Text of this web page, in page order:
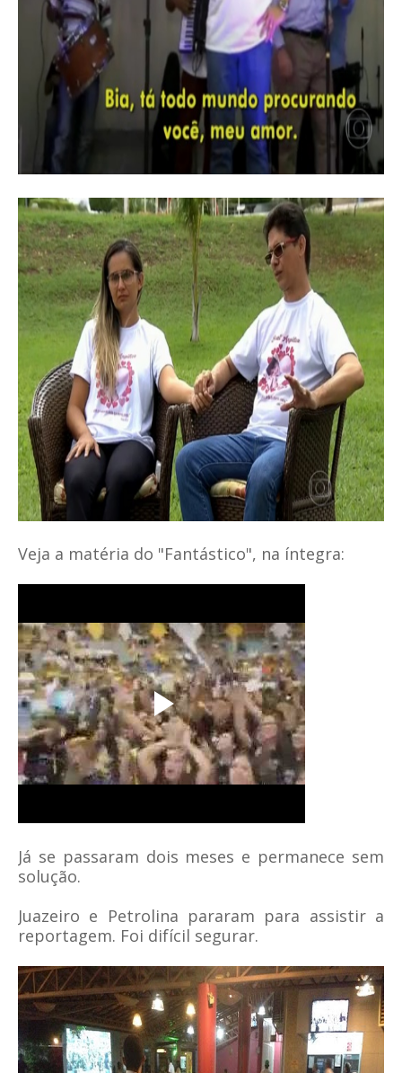
Veja a matéria do "Fantástico", na íntegra:
Já se passaram dois meses e permanece sem
solução.
Juazeiro e Petrolina pararam para assistir a
reportagem. Foi difícil segurar.